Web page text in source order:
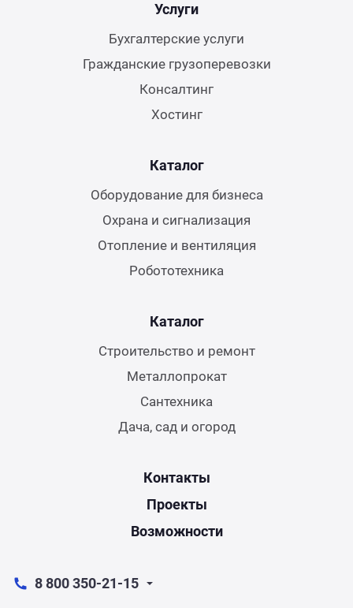
Услуги
Бухгалтерские услуги
Гражданские грузоперевозки
Консалтинг
Хостинг
Каталог
Оборудование для бизнеса
Охрана и сигнализация
Отопление и вентиляция
Робототехника
Каталог
Строительство и ремонт
Металлопрокат
Сантехника
Дача, сад и огород
Контакты
Проекты
Возможности
8 800 350-21-15